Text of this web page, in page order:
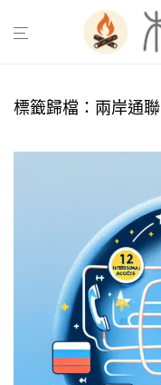
標籤歸檔： 兩岸通聯